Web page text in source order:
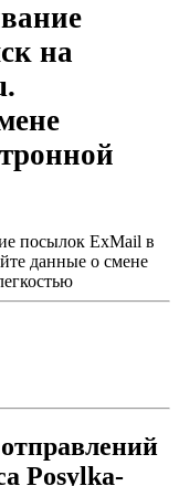
на
посылок ExMail в
данные о смене
Posylka-